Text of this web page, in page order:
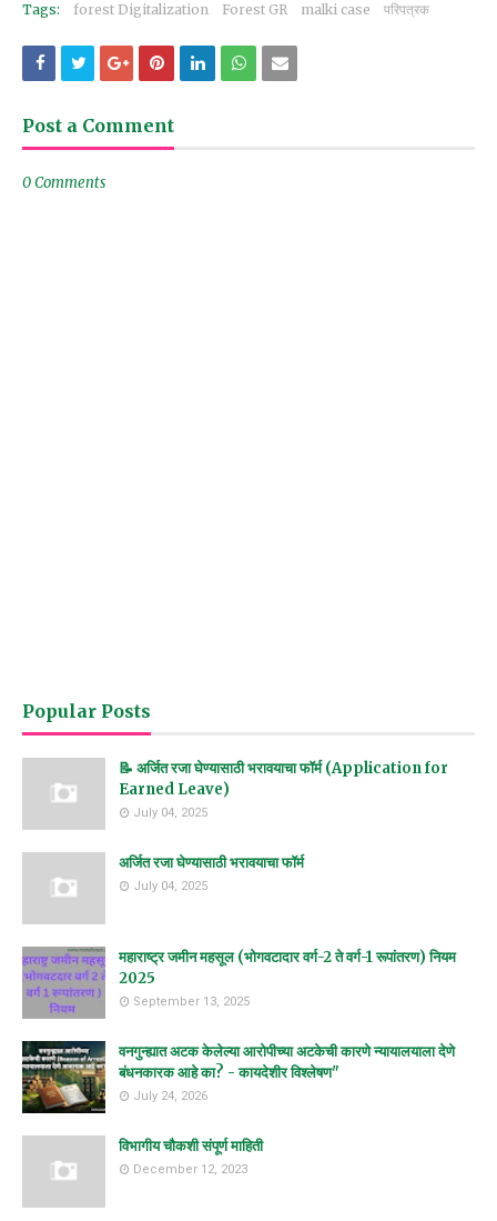
Tags: forest Digitalization Forest GR malki case परिपत्रक
Post a Comment
0 Comments
Popular Posts
📝 अर्जित रजा घेण्यासाठी भरावयाचा फॉर्म (Application for
Earned Leave)
July 04, 2025
अर्जित रजा घेण्यासाठी भरावयाचा फॉर्म
July 04, 2025
महाराष्ट्र जमीन महसूल (भोगवटादार वर्ग-2 ते वर्ग-1 रूपांतरण) नियम
2025
September 13, 2025
वनगुन्ह्यात अटक केलेल्या आरोपीच्या अटकेची कारणे न्यायालयाला देणे
बंधनकारक आहे का? - कायदेशीर विश्लेषण"
July 24, 2026
विभागीय चौकशी संपूर्ण माहिती
December 12, 2023